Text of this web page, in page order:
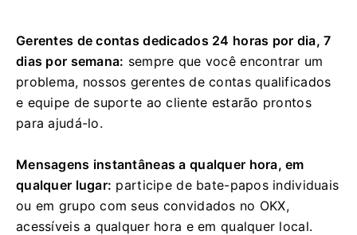
Gerentes de contas dedicados 24 horas por dia, 7
dias por semana: sempre que você encontrar um
problema, nossos gerentes de contas qualificados
e equipe de suporte ao cliente estarão prontos
para ajudá-lo.
Mensagens instantâneas a qualquer hora, em
qualquer lugar: participe de bate-papos individuais
ou em grupo com seus convidados no OKX,
acessíveis a qualquer hora e em qualquer local.